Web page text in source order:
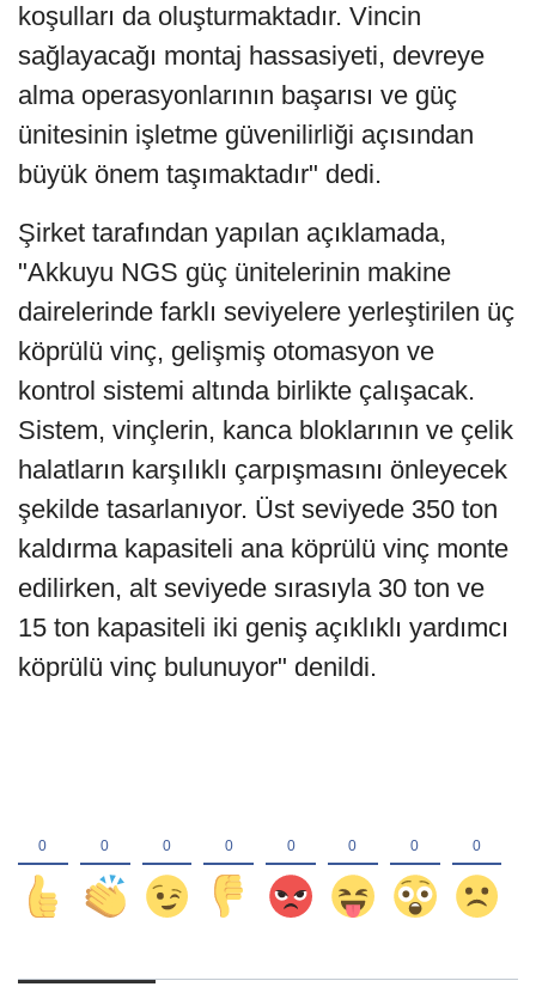
koşulları da oluşturmaktadır. Vincin
sağlayacağı montaj hassasiyeti, devreye
alma operasyonlarının başarısı ve güç
ünitesinin işletme güvenilirliği açısından
büyük önem taşımaktadır" dedi.
Şirket tarafından yapılan açıklamada,
"Akkuyu NGS güç ünitelerinin makine
dairelerinde farklı seviyelere yerleştirilen üç
köprülü vinç, gelişmiş otomasyon ve
kontrol sistemi altında birlikte çalışacak.
Sistem, vinçlerin, kanca bloklarının ve çelik
halatların karşılıklı çarpışmasını önleyecek
şekilde tasarlanıyor. Üst seviyede 350 ton
kaldırma kapasiteli ana köprülü vinç monte
edilirken, alt seviyede sırasıyla 30 ton ve
15 ton kapasiteli iki geniş açıklıklı yardımcı
köprülü vinç bulunuyor" denildi.